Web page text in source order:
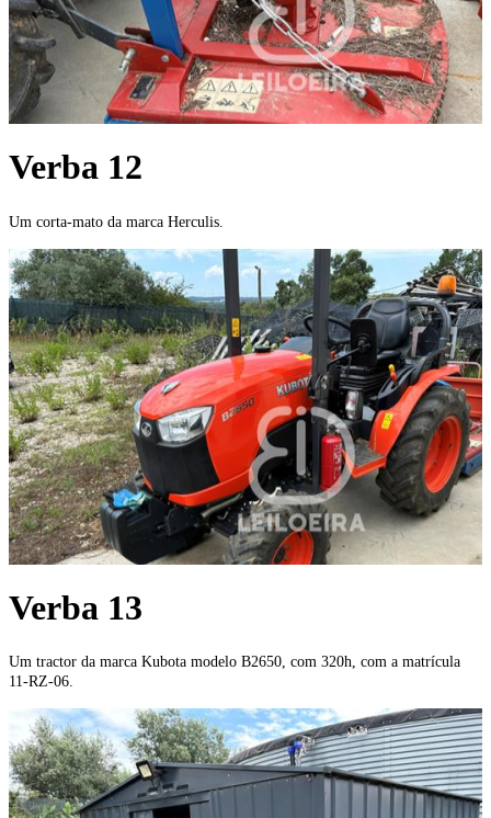
Verba 12
Um corta-mato da marca Herculis.
Verba 13
Um tractor da marca Kubota modelo B2650, com 320h, com a matrícula
11-RZ-06.